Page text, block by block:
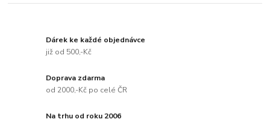
Dárek ke každé objednávce
již od 500,-Kč
Doprava zdarma
od 2000,-Kč po celé ČR
Na trhu od roku 2006